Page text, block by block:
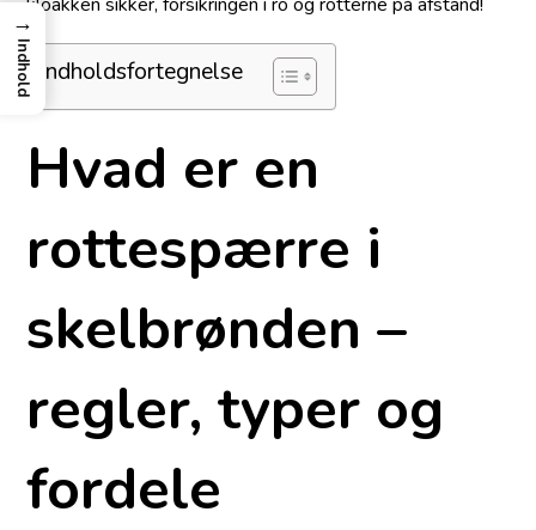
Indholdsfortegnelse
Hvad er en
rottespærre i
skelbrønden –
regler, typer og
fordele
→
Indhold